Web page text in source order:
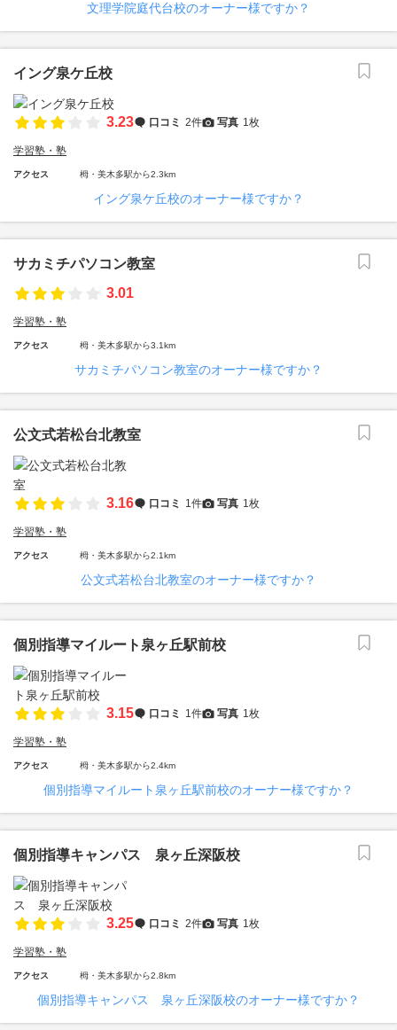
文理学院庭代台校のオーナー様ですか？
イング泉ケ丘校
3.23 口コミ 2件 写真 1枚
学習塾・塾
アクセス 栂・美木多駅から2.3km
イング泉ケ丘校のオーナー様ですか？
サカミチパソコン教室
3.01
学習塾・塾
アクセス 栂・美木多駅から3.1km
サカミチパソコン教室のオーナー様ですか？
公文式若松台北教室
3.16 口コミ 1件 写真 1枚
学習塾・塾
アクセス 栂・美木多駅から2.1km
公文式若松台北教室のオーナー様ですか？
個別指導マイルート泉ヶ丘駅前校
3.15 口コミ 1件 写真 1枚
学習塾・塾
アクセス 栂・美木多駅から2.4km
個別指導マイルート泉ヶ丘駅前校のオーナー様ですか？
個別指導キャンパス 泉ヶ丘深阪校
3.25 口コミ 2件 写真 1枚
学習塾・塾
アクセス 栂・美木多駅から2.8km
個別指導キャンパス 泉ヶ丘深阪校のオーナー様ですか？